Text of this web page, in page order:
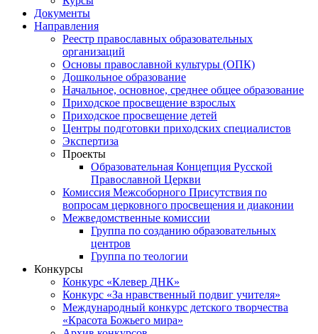
Документы
Направления
Реестр православных образовательных
организаций
Основы православной культуры (ОПК)
Дошкольное образование
Начальное, основное, среднее общее образование
Приходское просвещение взрослых
Приходское просвещение детей
Центры подготовки приходских специалистов
Экспертиза
Проекты
Образовательная Концепция Русской
Православной Церкви
Комиссия Межсоборного Присутствия по
вопросам церковного просвещения и диаконии
Межведомственные комиссии
Группа по созданию образовательных
центров
Группа по теологии
Конкурсы
Конкурс «Клевер ДНК»
Конкурс «За нравственный подвиг учителя»
Международный конкурс детского творчества
«Красота Божьего мира»